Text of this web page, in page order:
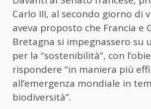
Carlo III, al secondo giorno di
aveva proposto che Francia e
Bretagna si impegnassero su
per la “sostenibilità”, con
rispondere “in maniera più
all’emergenza mondiale in
biodiversità”.